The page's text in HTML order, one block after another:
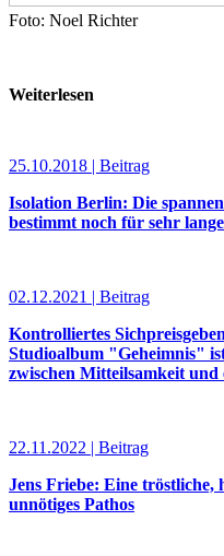
Foto: Noel Richter
Weiterlesen
25.10.2018 | Beitrag
Isolation Berlin: Die
bestimmt noch für sehr
02.12.2021 | Beitrag
Kontrolliertes
Studioalbum "Geheimnis"
zwischen Mitteilsamkeit und
22.11.2022 | Beitrag
Jens Friebe: Eine tröstliche,
unnötiges Pathos